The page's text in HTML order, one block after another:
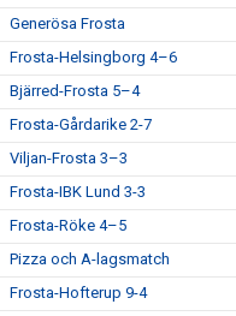
Generösa Frosta
Frosta-Helsingborg 4–6
Bjärred-Frosta 5–4
Frosta-Gårdarike 2-7
Viljan-Frosta 3–3
Frosta-IBK Lund 3-3
Frosta-Röke 4–5
Pizza och A-lagsmatch
Frosta-Hofterup 9-4